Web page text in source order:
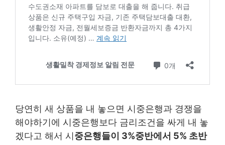
당연히 새 상품을 내 놓으면 시중은행과 경쟁을
해야하기에 시중은행보다 금리조건을 싸게 내 놓
겠다고 해서 시중은행들이 3%중반에서 5% 초반